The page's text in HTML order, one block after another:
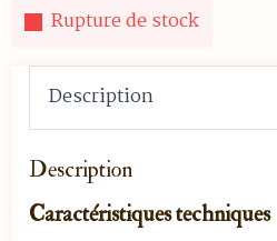
Rupture de stock
Description
Caractéristiques techniques